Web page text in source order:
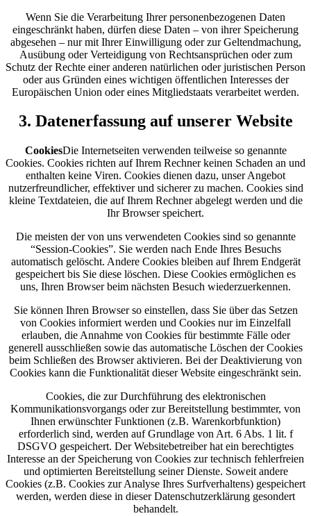
Wenn Sie die Verarbeitung Ihrer personenbezogenen Daten
eingeschränkt haben, dürfen diese Daten – von ihrer Speicherung
abgesehen – nur mit Ihrer Einwilligung oder zur Geltendmachung,
Ausübung oder Verteidigung von Rechtsansprüchen oder zum
Schutz der Rechte einer anderen natürlichen oder juristischen Person
oder aus Gründen eines wichtigen öffentlichen Interesses der
Europäischen Union oder eines Mitgliedstaats verarbeitet werden.
3. Datenerfassung auf unserer Website
CookiesDie Internetseiten verwenden teilweise so genannte
Cookies. Cookies richten auf Ihrem Rechner keinen Schaden an und
enthalten keine Viren. Cookies dienen dazu, unser Angebot
nutzerfreundlicher, effektiver und sicherer zu machen. Cookies sind
kleine Textdateien, die auf Ihrem Rechner abgelegt werden und die
Ihr Browser speichert.
Die meisten der von uns verwendeten Cookies sind so genannte
“Session-Cookies”. Sie werden nach Ende Ihres Besuchs
automatisch gelöscht. Andere Cookies bleiben auf Ihrem Endgerät
gespeichert bis Sie diese löschen. Diese Cookies ermöglichen es
uns, Ihren Browser beim nächsten Besuch wiederzuerkennen.
Sie können Ihren Browser so einstellen, dass Sie über das Setzen
von Cookies informiert werden und Cookies nur im Einzelfall
erlauben, die Annahme von Cookies für bestimmte Fälle oder
generell ausschließen sowie das automatische Löschen der Cookies
beim Schließen des Browser aktivieren. Bei der Deaktivierung von
Cookies kann die Funktionalität dieser Website eingeschränkt sein.
Cookies, die zur Durchführung des elektronischen
Kommunikationsvorgangs oder zur Bereitstellung bestimmter, von
Ihnen erwünschter Funktionen (z.B. Warenkorbfunktion)
erforderlich sind, werden auf Grundlage von Art. 6 Abs. 1 lit. f
DSGVO gespeichert. Der Websitebetreiber hat ein berechtigtes
Interesse an der Speicherung von Cookies zur technisch fehlerfreien
und optimierten Bereitstellung seiner Dienste. Soweit andere
Cookies (z.B. Cookies zur Analyse Ihres Surfverhaltens) gespeichert
werden, werden diese in dieser Datenschutzerklärung gesondert
behandelt.